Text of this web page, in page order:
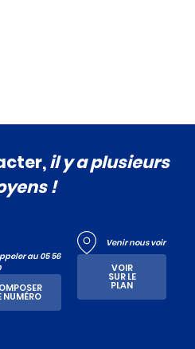
il y a plusieurs
!
au 05 56
NUMÉRO
Venir nous voir
VOIR
SUR LE
PLAN